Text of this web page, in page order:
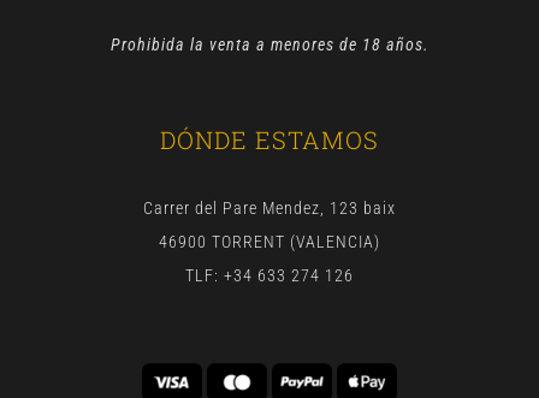
Prohibida la venta a menores de 18 años.
DÓNDE ESTAMOS
Carrer del Pare Mendez, 123 baix
46900 TORRENT (VALENCIA)
TLF: +34 633 274 126